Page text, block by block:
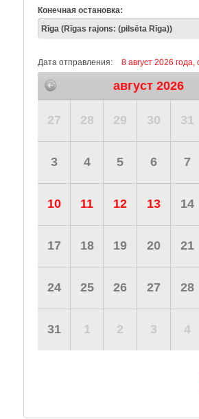
Конечная остановка:
Дата отправления: 8 август 2026 года,
август 2026
27 28 29 30 31
3 4 5 6 7
10 11 12 13 14
17 18 19 20 21
24 25 26 27 28
31 1 2 3 4